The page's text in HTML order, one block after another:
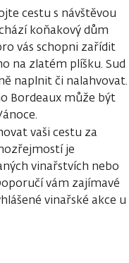
cestu s návštěvou
koňakový dům
vás schopni zařídit
na zlatém plíšku. Sud
naplnit či nalahvovat.
Bordeaux může být
vaši cestu za
je
vinařstvích nebo
vám zajímavé
vinařské akce u